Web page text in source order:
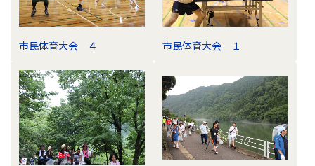
市民体育大会 ４ 市民体育大会 １